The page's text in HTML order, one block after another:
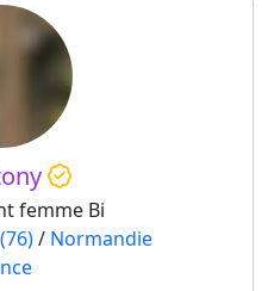
femme Bi
/ Normandie